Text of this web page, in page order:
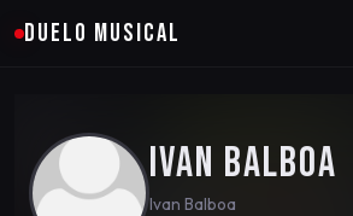
DUELO MUSICAL
Ivan Balboa
Ivan Balboa